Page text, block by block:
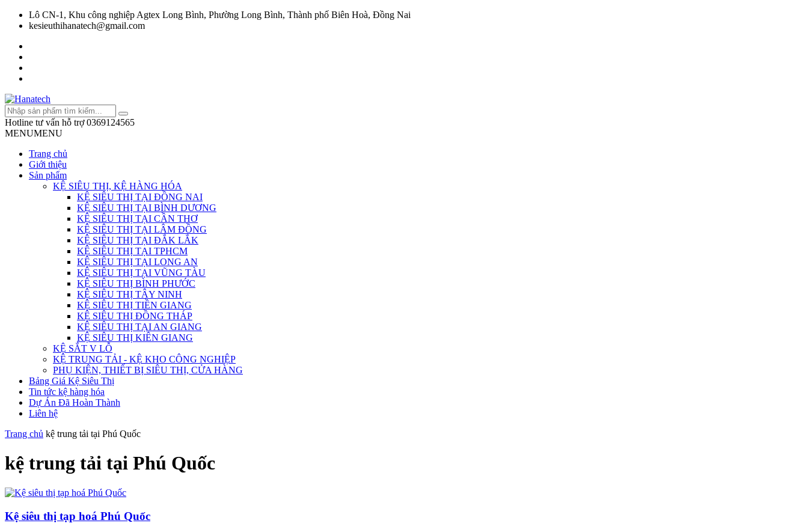
Lô CN-1, Khu công nghiệp Agtex Long Bình, Phường Long Bình, Thành phố Biên Hoà, Đồng Nai
kesieuthihanatech@gmail.com
Hotline tư vấn hỗ trợ 0369124565
MENUMENU
Trang chủ
Giới thiệu
Sản phẩm
KỆ SIÊU THỊ, KỆ HÀNG HÓA
KỆ SIÊU THỊ TẠI ĐỒNG NAI
KỆ SIÊU THỊ TẠI BÌNH DƯƠNG
KỆ SIÊU THỊ TẠI CẦN THƠ
KỆ SIÊU THỊ TẠI LÂM ĐỒNG
KỆ SIÊU THỊ TẠI ĐẮK LẮK
KỆ SIÊU THỊ TẠI TPHCM
KỆ SIÊU THỊ TẠI LONG AN
KỆ SIÊU THỊ TẠI VŨNG TÀU
KỆ SIÊU THỊ BÌNH PHƯỚC
KỆ SIÊU THỊ TÂY NINH
KỆ SIÊU THỊ TIỀN GIANG
KỆ SIÊU THỊ ĐỒNG THÁP
KỆ SIÊU THỊ TẠI AN GIANG
KỆ SIÊU THỊ KIÊN GIANG
KỆ SẮT V LỖ
KỆ TRUNG TẢI - KỆ KHO CÔNG NGHIỆP
PHỤ KIỆN, THIẾT BỊ SIÊU THỊ, CỬA HÀNG
Bảng Giá Kệ Siêu Thị
Tin tức kệ hàng hóa
Dự Án Đã Hoàn Thành
Liên hệ
Trang chủ kệ trung tải tại Phú Quốc
kệ trung tải tại Phú Quốc
Kệ siêu thị tạp hoá Phú Quốc